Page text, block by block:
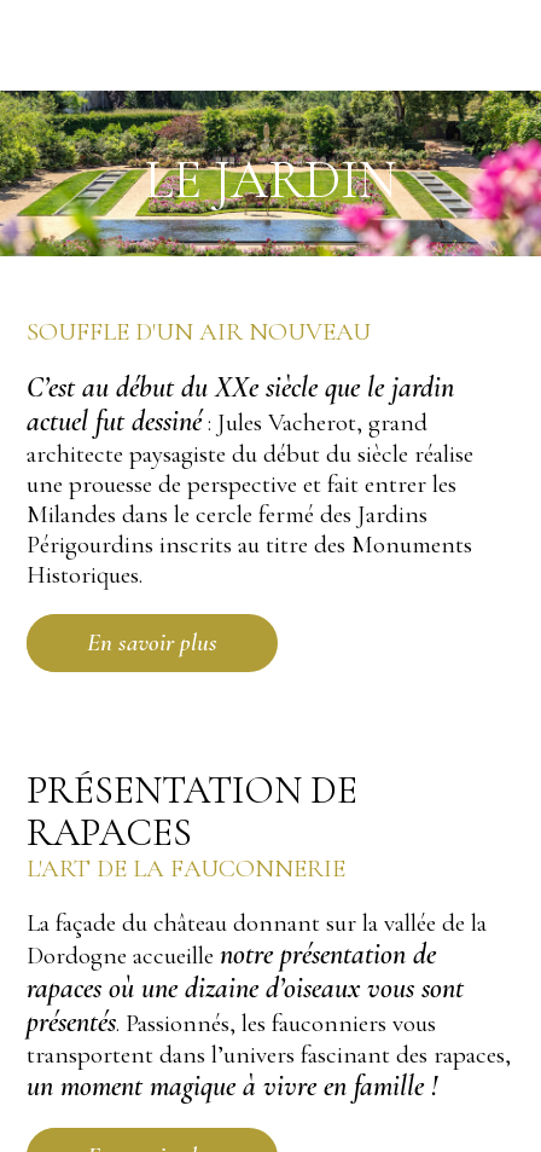
LE JARDIN
SOUFFLE D'UN AIR NOUVEAU
C’est au début du XXe siècle que le jardin
actuel fut dessiné: Jules Vacherot, grand
architecte paysagiste du début du siècle réalise
une prouesse de perspective et fait entrer les
Milandes dans le cercle fermé des Jardins
Périgourdins inscrits au titre des Monuments
Historiques.
En savoir plus
PRÉSENTATION DE
RAPACES
L'ART DE LA FAUCONNERIE
La façade du château donnant sur la vallée de la
Dordogne accueillenotre présentation de
rapaces où une dizaine d’oiseaux vous sont
présentés. Passionnés, les fauconniers vous
transportent dans l’univers fascinant des rapaces,
un moment magique à vivre en famille !